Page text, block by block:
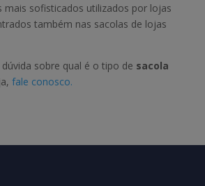
mais sofisticados utilizados por lojas
também nas sacolas de lojas
sobre qual é o tipo de sacola
fale conosco.